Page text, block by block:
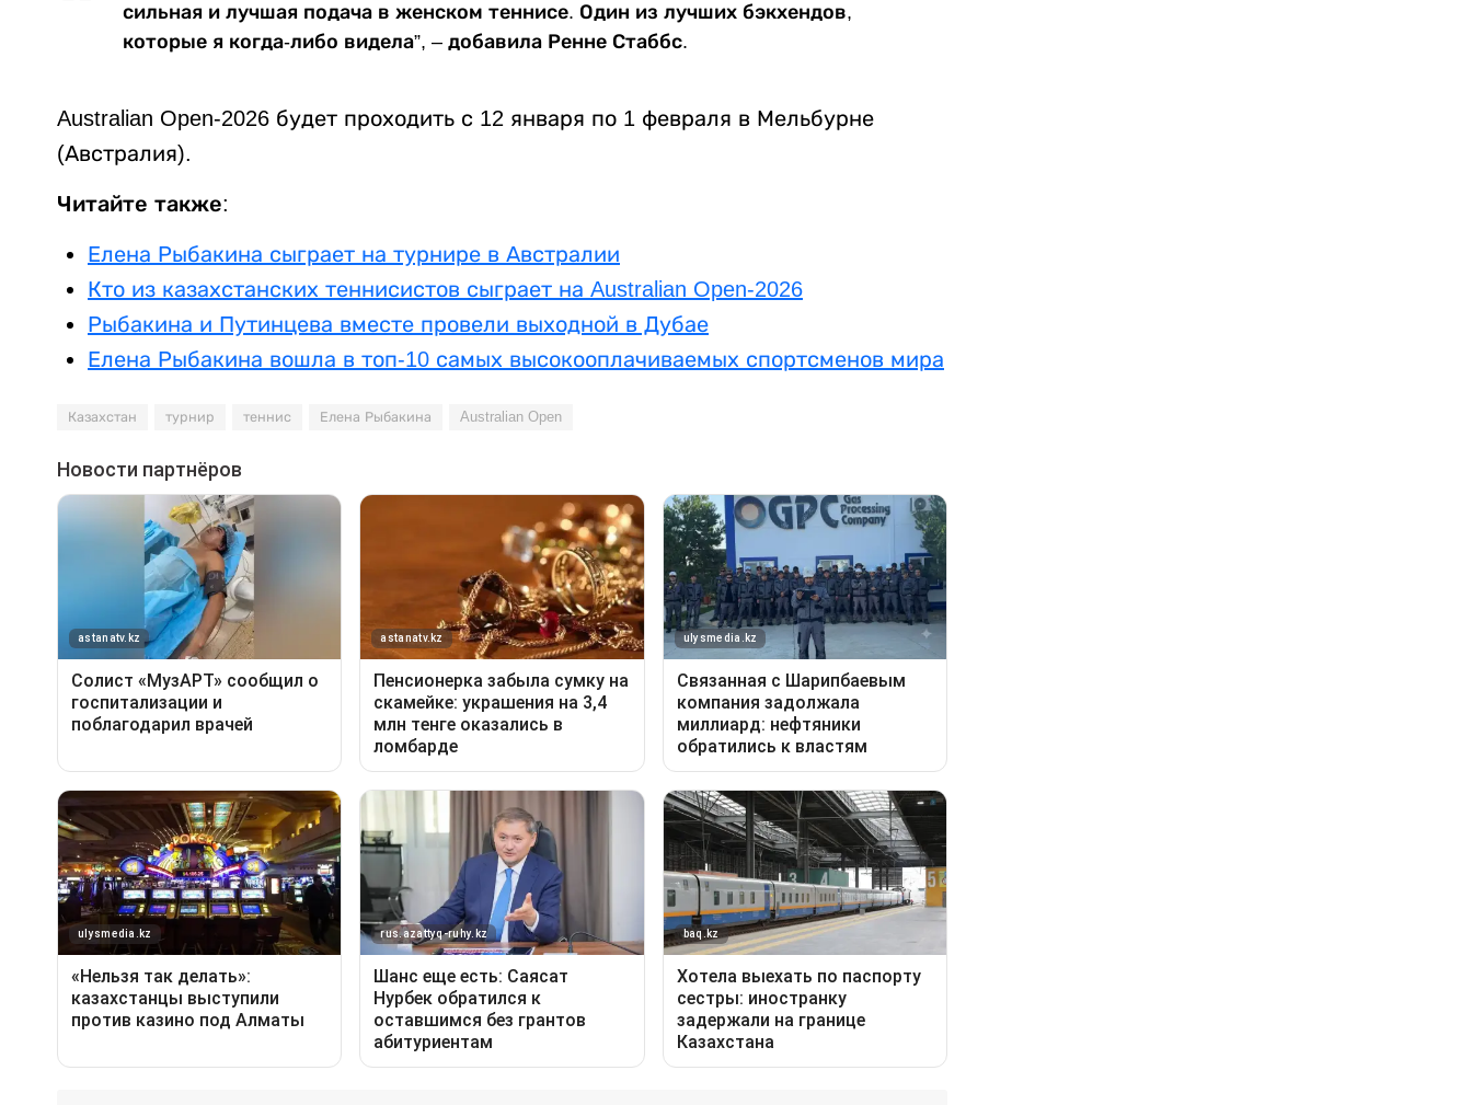
сильная и лучшая подача в женском теннисе. Один из лучших бэкхендов,
которые я когда-либо видела”, – добавила Ренне Стаббс.
Australian Open-2026 будет проходить с 12 января по 1 февраля в Мельбурне
(Австралия).
Читайте также:
Елена Рыбакина сыграет на турнире в Австралии
Кто из казахстанских теннисистов сыграет на Australian Open-2026
Рыбакина и Путинцева вместе провели выходной в Дубае
Елена Рыбакина вошла в топ-10 самых высокооплачиваемых спортсменов мира
Казахстан турнир теннис Елена Рыбакина Australian Open